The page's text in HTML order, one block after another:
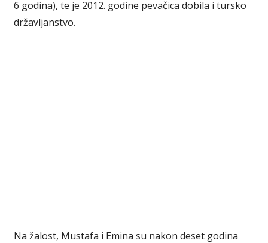
6 godina), te je 2012. godine pevačica dobila i tursko
državljanstvo.
Na žalost, Mustafa i Emina su nakon deset godina